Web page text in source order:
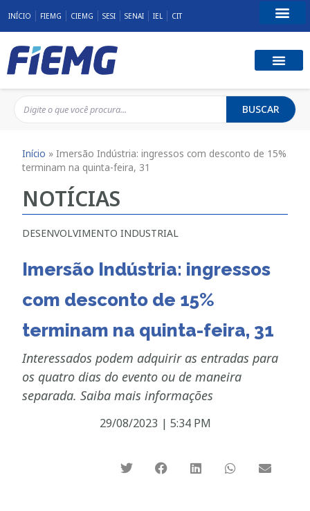
INÍCIO FIEMG CIEMG SESI SENAI IEL CIT
BUSCAR
Início »Imersão Indústria: ingressos com desconto de 15%
terminam na quinta-feira, 31
NOTÍCIAS
DESENVOLVIMENTO INDUSTRIAL
Imersão Indústria: ingressos
com desconto de 15%
terminam na quinta-feira, 31
Interessados podem adquirir as entradas para
os quatro dias do evento ou de maneira
separada. Saiba mais informações
29/08/2023 | 5:34 PM